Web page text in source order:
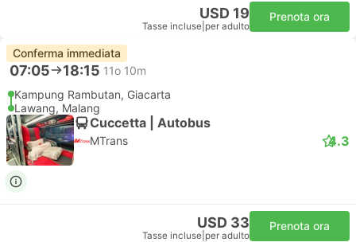
USD 19
Tasse incluse per adulto
Prenota ora
Conferma immediata
07:05 18:15 11o 10m
Kampung Rambutan, Giacarta
Lawang, Malang
Cuccetta | Autobus
MTrans 4.3
USD 33
Tasse incluse per adulto
Prenota ora